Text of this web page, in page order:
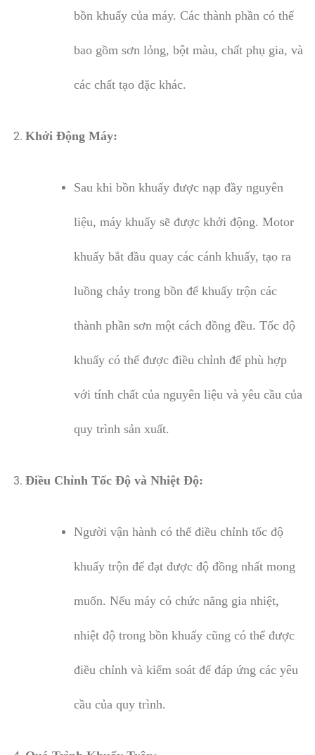
bồn khuấy của máy. Các thành phần có thể
bao gồm sơn lỏng, bột màu, chất phụ gia, và
các chất tạo đặc khác.
Khởi Động Máy:
Sau khi bồn khuấy được nạp đầy nguyên
liệu, máy khuấy sẽ được khởi động. Motor
khuấy bắt đầu quay các cánh khuấy, tạo ra
luồng chảy trong bồn để khuấy trộn các
thành phần sơn một cách đồng đều. Tốc độ
khuấy có thể được điều chỉnh để phù hợp
với tính chất của nguyên liệu và yêu cầu của
quy trình sản xuất.
Điều Chỉnh Tốc Độ và Nhiệt Độ:
Người vận hành có thể điều chỉnh tốc độ
khuấy trộn để đạt được độ đồng nhất mong
muốn. Nếu máy có chức năng gia nhiệt,
nhiệt độ trong bồn khuấy cũng có thể được
điều chỉnh và kiểm soát để đáp ứng các yêu
cầu của quy trình.